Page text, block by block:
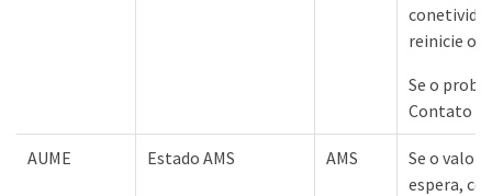
reinicie o
Se o
Contato
AUME Estado AMS AMS
Se o valor
espera,